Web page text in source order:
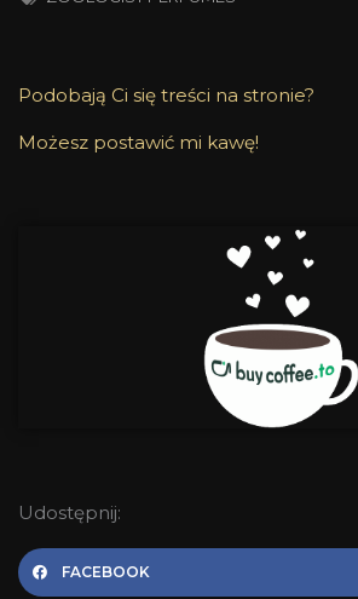
Podobają Ci się treści na stronie?
Możesz postawić mi kawę!
Udostępnij:
FACEBOOK